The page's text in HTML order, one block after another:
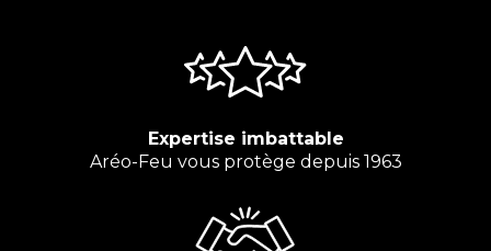
Expertise imbattable
Aréo-Feu vous protège depuis 1963